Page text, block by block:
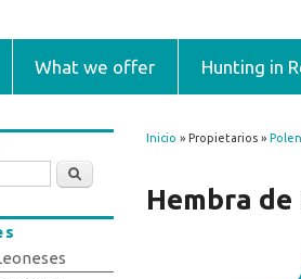
What we offer Hunting in
You are here
Inicio » Propietarios »
Hembra de
Search